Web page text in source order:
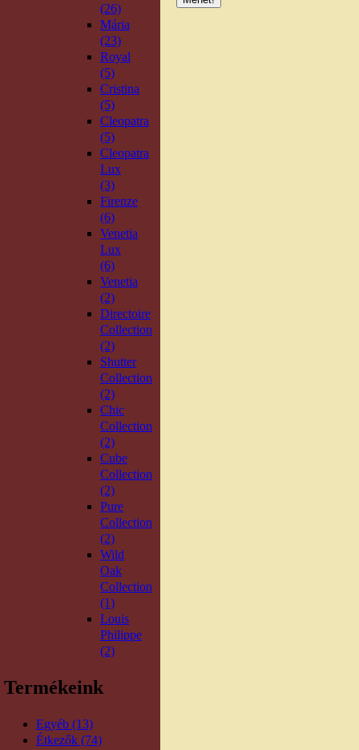
(26)
Mária
(23)
Royal
(5)
Cristina
(5)
Cleopatra
(5)
Cleopatra
Lux
(3)
Firenze
(6)
Venetia
Lux
(6)
Venetia
(2)
Directoire
Collection
(2)
Shutter
Collection
(2)
Chic
Collection
(2)
Cube
Collection
(2)
Pure
Collection
(2)
Wild
Oak
Collection
(1)
Louis
Philippe
(2)
Termékeink
Egyéb (13)
Étkezők (74)